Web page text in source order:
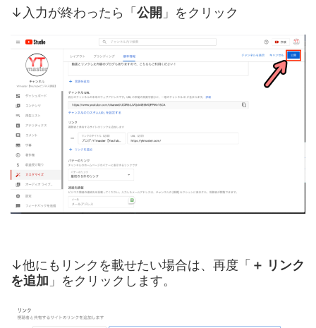
↓入力が終わったら「公開 」をクリック
↓他にもリンクを載せたい場合は、再度「 ＋ リンク
を追加 」をクリックします。